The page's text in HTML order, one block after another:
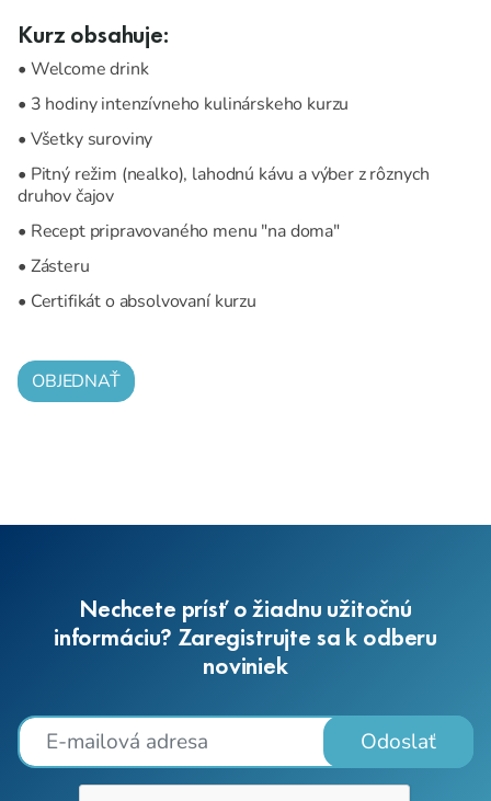
Kurz obsahuje:
• Welcome drink
• 3 hodiny intenzívneho kulinárskeho kurzu
• Všetky suroviny
• Pitný režim (nealko), lahodnú kávu a výber z rôznych
druhov čajov
• Recept pripravovaného menu "na doma"
• Zásteru
• Certifikát o absolvovaní kurzu
OBJEDNAŤ
Nechcete prísť o žiadnu užitočnú
informáciu? Zaregistrujte sa k odberu
noviniek
Odoslať